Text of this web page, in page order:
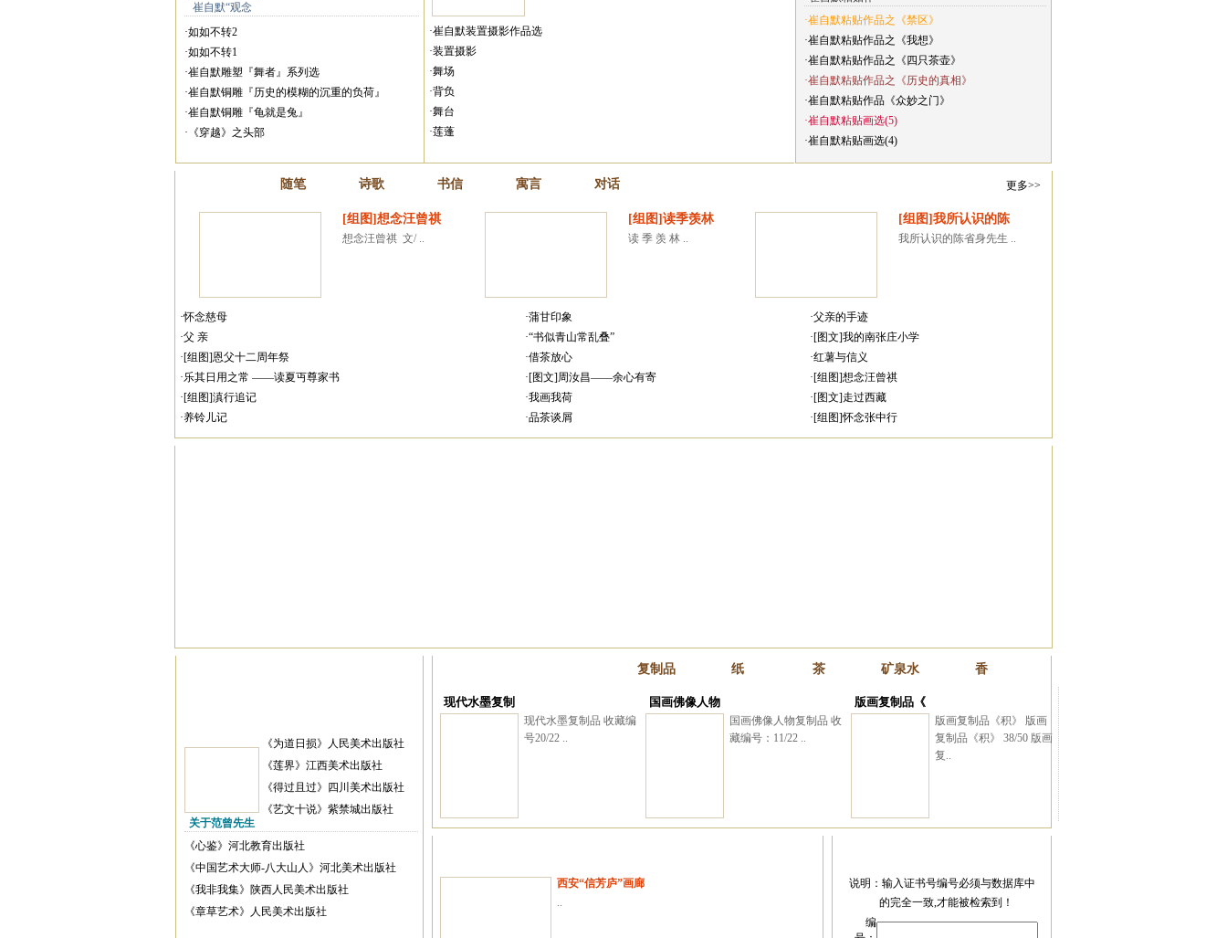
与北京大学著名学者张帆
崔自默博士做北京＂品元节＂荣誉顾问
崔自默“观念
·如如不转2
·如如不转1
·崔自默雕塑『舞者』系列选
·崔自默铜雕『历史的模糊的沉重的负荷』
·崔自默铜雕『龟就是兔』
·《穿越》之头部
·崔自默装置摄影作品选
·装置摄影
·舞场
·背负
·舞台
·莲蓬
·崔自默粘贴作品之《禁区》
·崔自默粘贴作品之《我想》
·崔自默粘贴作品之《四只茶壶》
·崔自默粘贴作品之《历史的真相》
·崔自默粘贴作品《众妙之门》
·崔自默粘贴画选(5)
·崔自默粘贴画选(4)
随笔 诗歌 书信 寓言 对话 更多>>
[组图]想念汪曾祺
想念汪曾祺  文/ ..
[组图]读季羡林
读 季 羡 林 ..
[组图]我所认识的陈
我所认识的陈省身先生 ..
·怀念慈母 ·蒲甘印象
·父亲的手迹
·父 亲
·“书似青山常乱叠”
·[图文]我的南张庄小学
·[组图]恩父十二周年祭
·借茶放心
·红薯与信义
·乐其日用之常 ——读夏丏尊家书
·[图文]周汝昌——余心有寄
·[组图]想念汪曾祺
·[组图]滇行追记
·我画我荷
·[图文]走过西藏
·养铃儿记
·品茶谈屑 ·[组图]怀念张中行
关于范曾先生
《为道日损》人民美术出版社
《莲界》江西美术出版社
《得过且过》四川美术出版社
《艺文十说》紫禁城出版社
《心鉴》河北教育出版社
《中国艺术大师-八大山人》河北美术出版社
《我非我集》陕西人民美术出版社
《章草艺术》人民美术出版社
复制品 纸 茶 矿泉水 香
现代水墨复制
现代水墨复制品 收藏编
号20/22 ..
国画佛像人物
国画佛像人物复制品 收
藏编号：11/22 ..
版画复制品《
版画复制品《积》 版画
复制品《积》 38/50 版画
复..
西安“信芳庐”画廊
..
说明：输入证书号编号必须与数据库中
的完全一致,才能被检索到！
编